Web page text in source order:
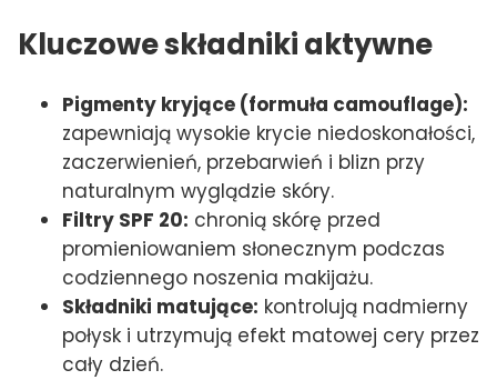
Kluczowe składniki aktywne
Pigmenty kryjące (formuła camouflage):
zapewniają wysokie krycie niedoskonałości,
zaczerwienień, przebarwień i blizn przy
naturalnym wyglądzie skóry.
Filtry SPF 20: chronią skórę przed
promieniowaniem słonecznym podczas
codziennego noszenia makijażu.
Składniki matujące: kontrolują nadmierny
połysk i utrzymują efekt matowej cery przez
cały dzień.